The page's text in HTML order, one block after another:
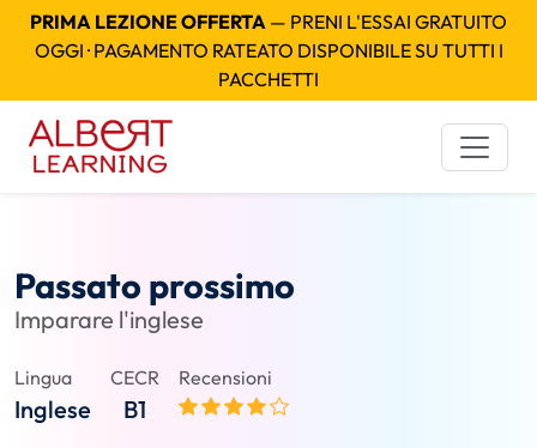
PRIMA LEZIONE OFFERTA — PRENI L'ESSAI GRATUITO
OGGI · PAGAMENTO RATEATO DISPONIBILE SU TUTTI I
PACCHETTI
Passato prossimo
Imparare l'inglese
Lingua
Inglese
CECR
B1
Recensioni